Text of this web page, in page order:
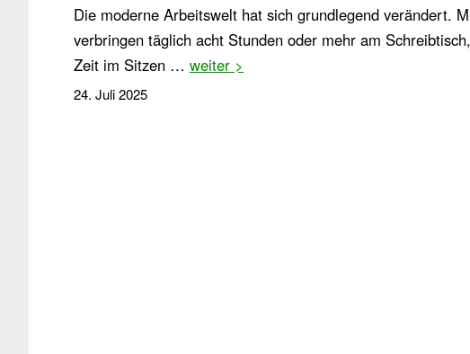
Die moderne Arbeitswelt hat sich grundlegend verändert.
verbringen täglich acht Stunden oder mehr am
Zeit im Sitzen … weiter >
24. Juli 2025